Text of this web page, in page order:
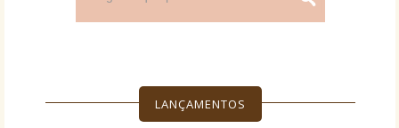
LANÇAMENTOS